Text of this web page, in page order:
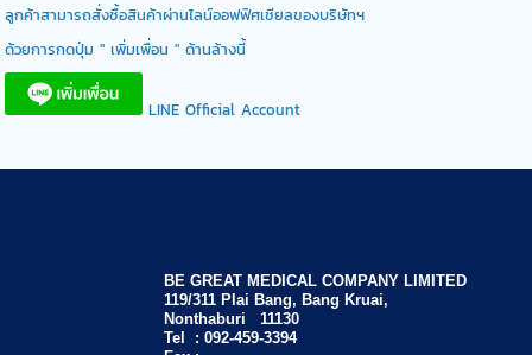
ลูกค้าสามารถสั่งซื้อสินค้าผ่านไลน์ออฟฟิศเชียลของบริษัทฯ
ด้วยการกดปุ่ม " เพิ่มเพื่อน " ด้านล้างนี้
LINE Official Account
BE GREAT MEDICAL COMPANY LIMITED
119/311 Plai Bang, Bang Kruai,
Nonthaburi 11130
Tel : 092-459-3394